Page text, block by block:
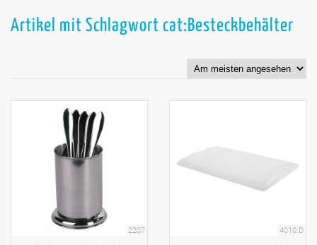
Artikel mit Schlagwort cat:Besteckbehälter
2207 4010.D